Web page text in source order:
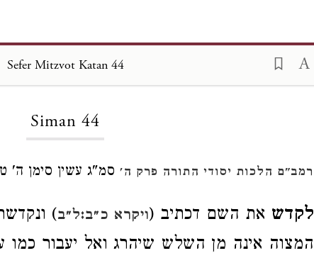
Sefer Mitzvot Katan 44
Siman 44
רמב"ם הלכות יסודי התורה פרק ה' סמ"ג עשין סימן ה'
לקדש את השם דכתיב (ויקרא כ״ב:ל״ב)
המצוה אינה מן השלש שיהרג ואל יעבור כמו